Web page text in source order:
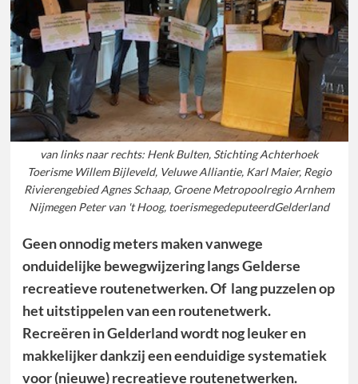
van links naar rechts: Henk Bulten, Stichting Achterhoek
Toerisme Willem Bijleveld, Veluwe Alliantie, Karl Maier, Regio
Rivierengebied Agnes Schaap, Groene Metropoolregio Arnhem
Nijmegen Peter van 't Hoog, toerismegedeputeerdGelderland
Geen onnodig meters maken vanwege
onduidelijke bewegwijzering langs Gelderse
recreatieve routenetwerken. Of lang puzzelen op
het uitstippelen van een routenetwerk.
Recreëren in Gelderland wordt nog leuker en
makkelijker dankzij een eenduidige systematiek
voor (nieuwe) recreatieve routenetwerken.